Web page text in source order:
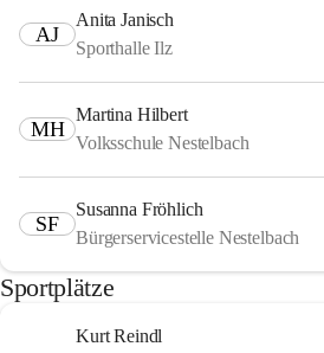
AJ
Anita Janisch
Sporthalle Ilz
MH
Martina Hilbert
Volksschule Nestelbach
SF
Susanna Fröhlich
Bürgerservicestelle Nestelbach
Sportplätze
Kurt Reindl